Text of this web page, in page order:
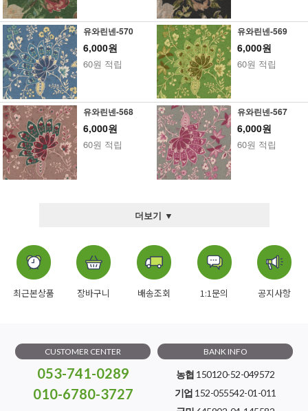
유와린넨-570
6,000원
60원 적립
유와린넨-569
6,000원
60원 적립
유와린넨-568
6,000원
60원 적립
유와린넨-567
6,000원
60원 적립
더보기 ▼
최근본상품 장바구니 배송조회 1:1문의 공지사항
CUSTOMER CENTER
053-741-0289
010-6780-3727
BANK INFO
농협 150120-52-049572
기업 152-055542-01-011